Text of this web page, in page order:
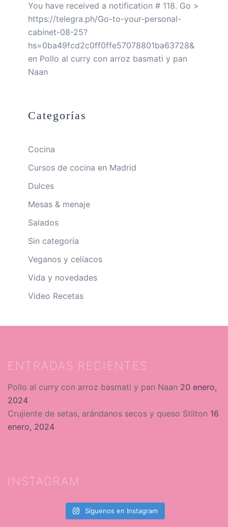
You have received a notification # 118. Go >
https://telegra.ph/Go-to-your-personal-
cabinet-08-25?
hs=0ba49fcd2c0ff0ffe57078801ba63728&
en Pollo al curry con arroz basmati y pan
Naan
Categorías
Cocina
Cursos de cocina en Madrid
Dulces
Mesas & menaje
Salados
Sin categoría
Veganos y celíacos
Vida y novedades
Video Recetas
ENTRADAS RECIENTES
Pollo al curry con arroz basmati y pan Naan 20 enero,
2024
Crujiente de setas, arándanos secos y queso Stilton 16
enero, 2024
INSTAGRAM
Síguenos en Instagram